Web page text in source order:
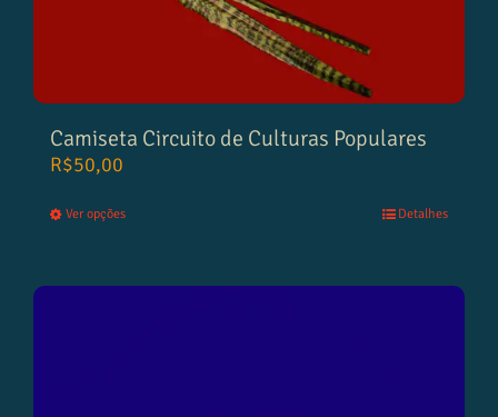
Camiseta Circuito de Culturas Populares
R$50,00
Ver opções Detalhes